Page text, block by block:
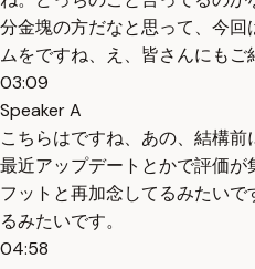
分金塊の方だなと思って、今
ムをですね、え、皆さんにもご
03:09
Speaker A
こちらはですね、あの、結構前
最近アップデートとかで評価
フットと再加念してるみたい
るみたいです。
04:58